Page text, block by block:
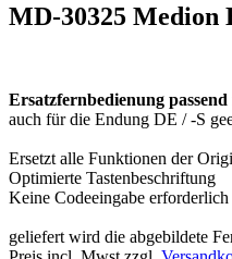
MD-30325 Medion
Ersatzfernbedienung
auch für die Endung DE / -S
Ersetzt alle Funktionen der
Optimierte Tastenbeschriftung
Keine Codeeingabe erforderlich
geliefert wird die abgebildete